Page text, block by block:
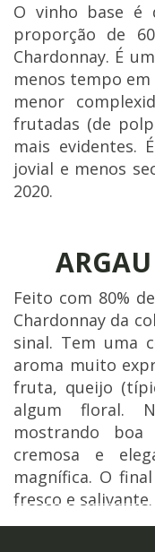
O vinho base é
proporção de
Chardonnay. É
menos tempo
menor
frutadas (de
mais evidentes.
jovial e menos
2020.
Feito com 80%
Chardonnay da
sinal. Tem uma
aroma muito
fruta, queijo
algum floral.
mostrando boa
cremosa e
magnífica. O
fresco e salivante.